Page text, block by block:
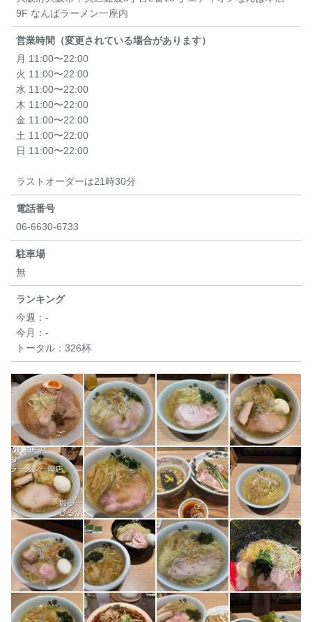
9F なんばラーメン一座内
営業時間（変更されている場合があります）
月 11:00〜22:00
火 11:00〜22:00
水 11:00〜22:00
木 11:00〜22:00
金 11:00〜22:00
土 11:00〜22:00
日 11:00〜22:00
ラストオーダーは21時30分
電話番号
06-6630-6733
駐車場
無
ランキング
今週： -
今月： -
トータル： 326杯